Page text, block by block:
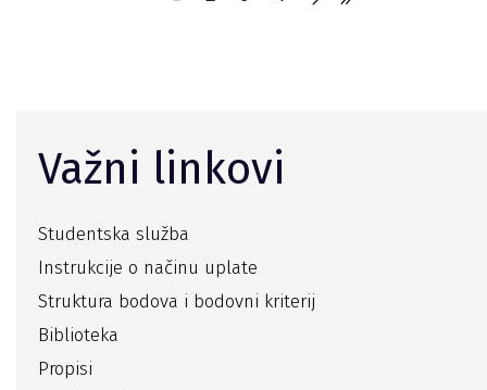
Važni linkovi
Studentska služba
Instrukcije o načinu uplate
Struktura bodova i bodovni kriterij
Biblioteka
Propisi